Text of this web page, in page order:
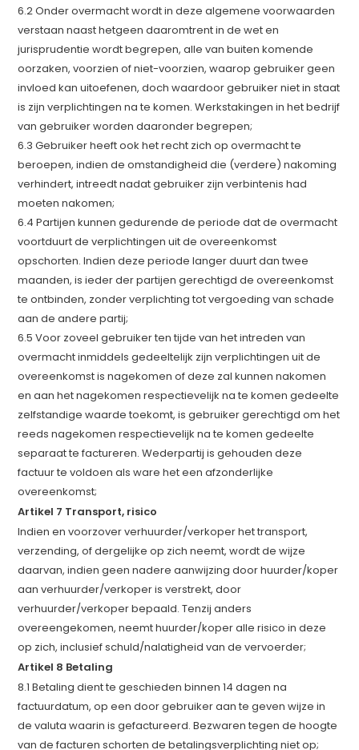
6.2 Onder overmacht wordt in deze algemene voorwaarden
verstaan naast hetgeen daaromtrent in de wet en
jurisprudentie wordt begrepen, alle van buiten komende
oorzaken, voorzien of niet-voorzien, waarop gebruiker geen
invloed kan uitoefenen, doch waardoor gebruiker niet in staat
is zijn verplichtingen na te komen. Werkstakingen in het bedrijf
van gebruiker worden daaronder begrepen;
6.3 Gebruiker heeft ook het recht zich op overmacht te
beroepen, indien de omstandigheid die (verdere) nakoming
verhindert, intreedt nadat gebruiker zijn verbintenis had
moeten nakomen;
6.4 Partijen kunnen gedurende de periode dat de overmacht
voortduurt de verplichtingen uit de overeenkomst
opschorten. Indien deze periode langer duurt dan twee
maanden, is ieder der partijen gerechtigd de overeenkomst
te ontbinden, zonder verplichting tot vergoeding van schade
aan de andere partij;
6.5 Voor zoveel gebruiker ten tijde van het intreden van
overmacht inmiddels gedeeltelijk zijn verplichtingen uit de
overeenkomst is nagekomen of deze zal kunnen nakomen
en aan het nagekomen respectievelijk na te komen gedeelte
zelfstandige waarde toekomt, is gebruiker gerechtigd om het
reeds nagekomen respectievelijk na te komen gedeelte
separaat te factureren. Wederpartij is gehouden deze
factuur te voldoen als ware het een afzonderlijke
overeenkomst;
Artikel 7 Transport, risico
Indien en voorzover verhuurder/verkoper het transport,
verzending, of dergelijke op zich neemt, wordt de wijze
daarvan, indien geen nadere aanwijzing door huurder/koper
aan verhuurder/verkoper is verstrekt, door
verhuurder/verkoper bepaald. Tenzij anders
overeengekomen, neemt huurder/koper alle risico in deze
op zich, inclusief schuld/nalatigheid van de vervoerder;
Artikel 8 Betaling
8.1 Betaling dient te geschieden binnen 14 dagen na
factuurdatum, op een door gebruiker aan te geven wijze in
de valuta waarin is gefactureerd. Bezwaren tegen de hoogte
van de facturen schorten de betalingsverplichting niet op;